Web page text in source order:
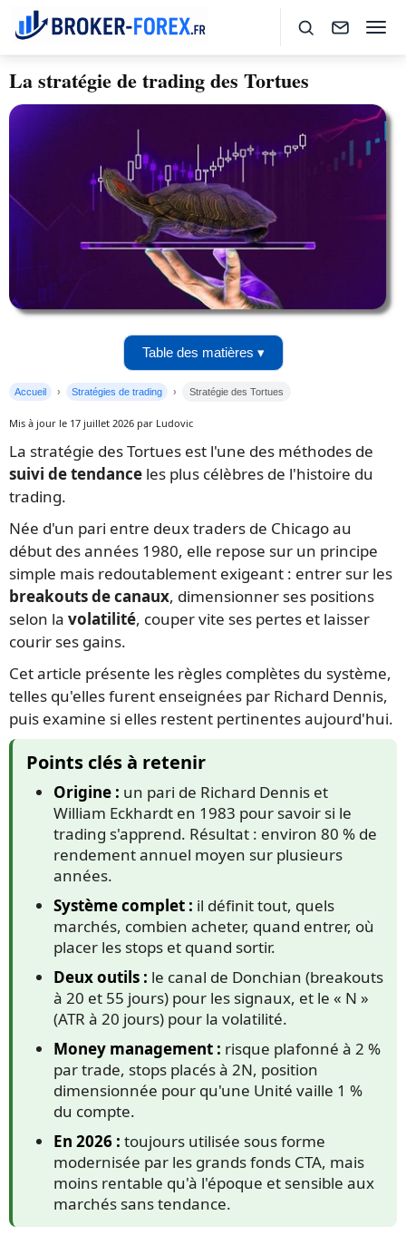
La stratégie de trading des Tortues
Table des matières ▾
Accueil Stratégies de trading Stratégie des Tortues
Mis à jour le 17 juillet 2026 par Ludovic
La stratégie des Tortues est l'une des méthodes de
suivi de tendance les plus célèbres de l'histoire du
trading.
Née d'un pari entre deux traders de Chicago au
début des années 1980, elle repose sur un principe
simple mais redoutablement exigeant : entrer sur les
breakouts de canaux, dimensionner ses positions
selon la volatilité, couper vite ses pertes et laisser
courir ses gains.
Cet article présente les règles complètes du système,
telles qu'elles furent enseignées par Richard Dennis,
puis examine si elles restent pertinentes aujourd'hui.
Points clés à retenir
Origine : un pari de Richard Dennis et
William Eckhardt en 1983 pour savoir si le
trading s'apprend. Résultat : environ 80 % de
rendement annuel moyen sur plusieurs
années.
Système complet : il définit tout, quels
marchés, combien acheter, quand entrer, où
placer les stops et quand sortir.
Deux outils : le canal de Donchian (breakouts
à 20 et 55 jours) pour les signaux, et le « N »
(ATR à 20 jours) pour la volatilité.
Money management : risque plafonné à 2 %
par trade, stops placés à 2N, position
dimensionnée pour qu'une Unité vaille 1 %
du compte.
En 2026 : toujours utilisée sous forme
modernisée par les grands fonds CTA, mais
moins rentable qu'à l'époque et sensible aux
marchés sans tendance.